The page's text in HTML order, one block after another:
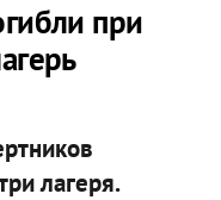
при
лагеря.